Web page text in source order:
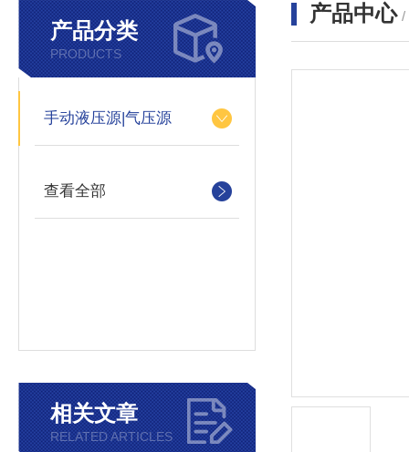
产品分类
PRODUCTS
手动液压源|气压源
查看全部
相关文章
RELATED ARTICLES
产品中心 /